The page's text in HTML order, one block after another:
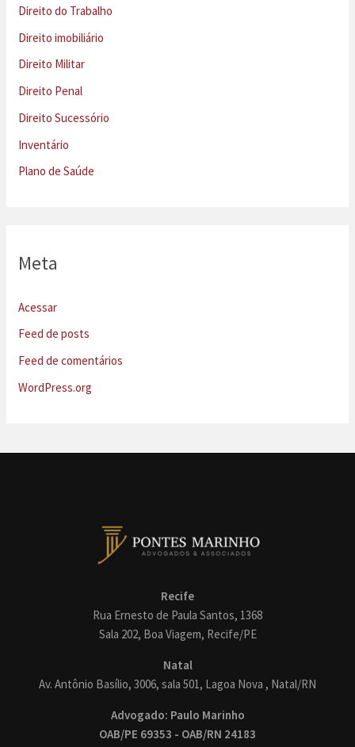
Direito do Trabalho
Direito imobiliário
Direito Militar
Direito Penal
Direito Sucessório
Inventário
Plano de Saúde
Meta
Acessar
Feed de posts
Feed de comentários
WordPress.org
Recife
Rua Ernesto de Paula Santos, 1368
Sala 202, Boa Viagem, Recife/PE
Natal
Av. Antônio Basílio, 3006, sala 501, Lagoa Nova , Natal/RN
Advogado: Paulo Marinho
OAB/PE 69353 - OAB/RN 24183